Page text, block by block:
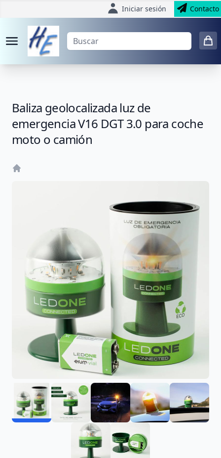
Iniciar sesión Contacto
Baliza geolocalizada luz de
emergencia V16 DGT 3.0 para coche
moto o camión